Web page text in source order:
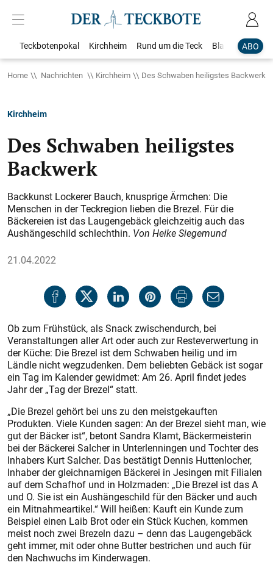
ABO
Teckbotenpokal Kirchheim Rund um die Teck Blaulicht
Home Nachrichten Kirchheim Des Schwaben heiligstes Backwerk
Kirchheim
Des Schwaben heiligstes
Backwerk
Backkunst Lockerer Bauch, knusprige Ärmchen: Die
Menschen in der Teckregion lieben die Brezel. Für die
Bäckereien ist das Laugengebäck gleichzeitig auch das
Aushängeschild schlechthin. Von Heike Siegemund
21.04.2022
Ob zum Frühstück, als Snack zwischendurch, bei
Veranstaltungen aller Art oder auch zur Resteverwertung in
der Küche: Die Brezel ist dem Schwaben heilig und im
Ländle nicht wegzudenken. Dem beliebten Gebäck ist sogar
ein Tag im Kalender gewidmet: Am 26. April findet jedes
Jahr der „Tag der Brezel“ statt.
„Die Brezel gehört bei uns zu den meistgekauften
Produkten. Viele Kunden sagen: An der Brezel sieht man, wie
gut der Bäcker ist“, betont Sandra Klamt, Bäckermeisterin
bei der Bäckerei Salcher in Unterlenningen und Tochter des
Inhabers Kurt Salcher. Das bestätigt Dennis Huttenlocher,
Inhaber der gleichnamigen Bäckerei in Jesingen mit Filialen
auf dem Schafhof und in Holzmaden: „Die Brezel ist das A
und O. Sie ist ein Aushängeschild für den Bäcker und auch
ein Mitnahmeartikel.“ Will heißen: Kauft ein Kunde zum
Beispiel einen Laib Brot oder ein Stück Kuchen, kommen
meist noch zwei Brezeln dazu – denn das Laugengebäck
geht immer, mit oder ohne Butter bestrichen und auch für
den Nachwuchs im Kinderwagen.